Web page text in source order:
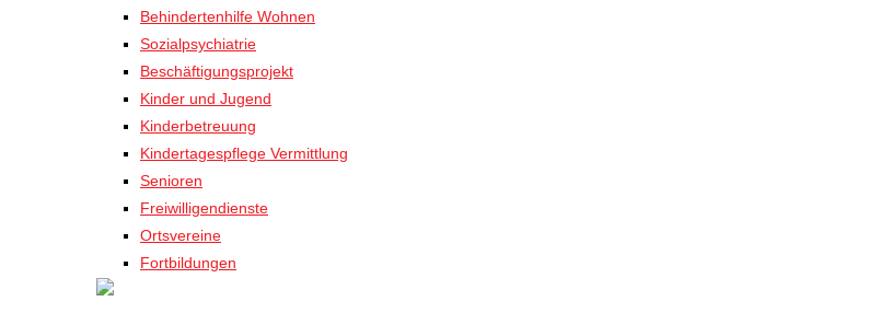
Behindertenhilfe Wohnen
Sozialpsychiatrie
Beschäftigungsprojekt
Kinder und Jugend
Kinderbetreuung
Kindertagespflege Vermittlung
Senioren
Freiwilligendienste
Ortsvereine
Fortbildungen